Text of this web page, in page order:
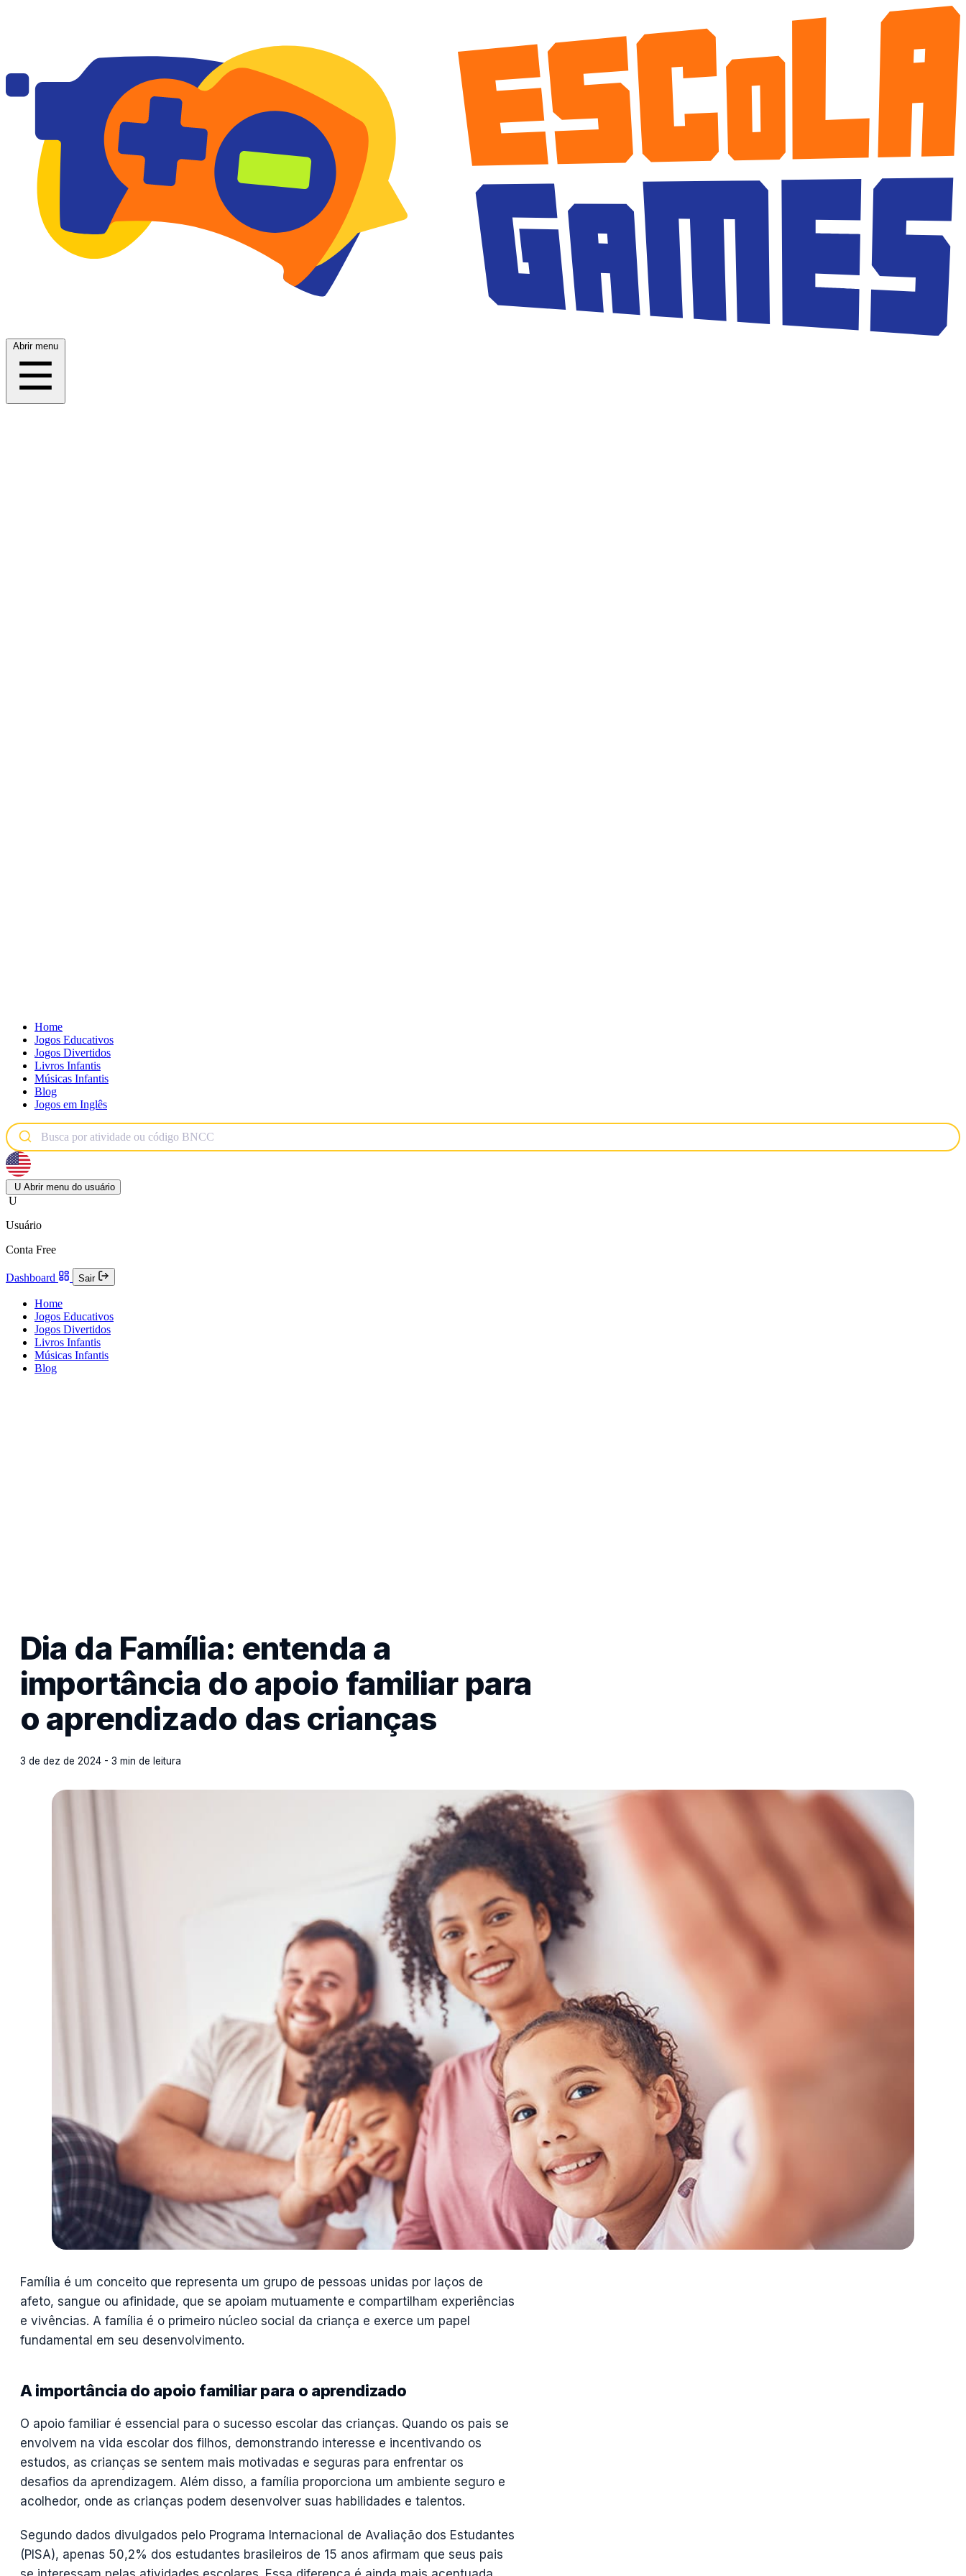
Abrir menu
Home
Jogos Educativos
Jogos Divertidos
Livros Infantis
Músicas Infantis
Blog
Jogos em Inglês
U Abrir menu do usuário
U
Usuário
Conta Free
Dashboard Sair
Home
Jogos Educativos
Jogos Divertidos
Livros Infantis
Músicas Infantis
Blog
Dia da Família: entenda a
importância do apoio familiar para
o aprendizado das crianças
3 de dez de 2024 - 3 min de leitura
Família é um conceito que representa um grupo de pessoas unidas por laços de
afeto, sangue ou afinidade, que se apoiam mutuamente e compartilham experiências
e vivências. A família é o primeiro núcleo social da criança e exerce um papel
fundamental em seu desenvolvimento.
A importância do apoio familiar para o aprendizado
O apoio familiar é essencial para o sucesso escolar das crianças. Quando os pais se
envolvem na vida escolar dos filhos, demonstrando interesse e incentivando os
estudos, as crianças se sentem mais motivadas e seguras para enfrentar os
desafios da aprendizagem. Além disso, a família proporciona um ambiente seguro e
acolhedor, onde as crianças podem desenvolver suas habilidades e talentos.
Segundo dados divulgados pelo Programa Internacional de Avaliação dos Estudantes
(PISA), apenas 50,2% dos estudantes brasileiros de 15 anos afirmam que seus pais